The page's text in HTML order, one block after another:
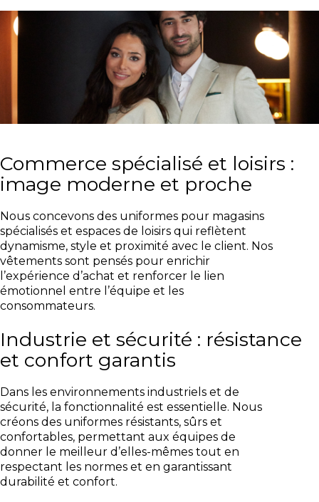
Commerce spécialisé et loisirs :
image moderne et proche
Nous concevons des uniformes pour magasins
spécialisés et espaces de loisirs qui reflètent
dynamisme, style et proximité avec le client. Nos
vêtements sont pensés pour enrichir
l’expérience d’achat et renforcer le lien
émotionnel entre l’équipe et les
consommateurs.
Industrie et sécurité : résistance
et confort garantis
Dans les environnements industriels et de
sécurité, la fonctionnalité est essentielle. Nous
créons des uniformes résistants, sûrs et
confortables, permettant aux équipes de
donner le meilleur d’elles-mêmes tout en
respectant les normes et en garantissant
durabilité et confort.